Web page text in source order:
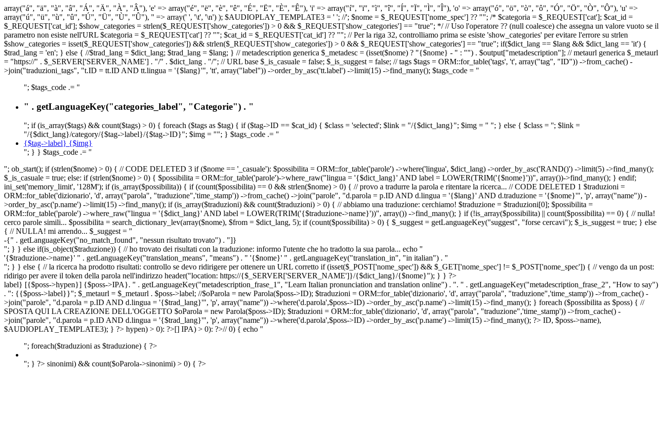
array("á", "ä", "à", "â", "Á", "Ä", "À", "Â"), 'e' => array("é", "ë", "è", "ê", "É", "Ë", "È", "Ê"), 'i' => array("í", "ï", "ì", "î", "Í", "Ï", "Ì", "Î"), 'o' => array("ó", "ö", "ò", "ô", "Ó", "Ö", "Ò", "Ô"), 'u' =>
array("ú", "ü", "ù", "û", "Ú", "Ü", "Ù", "Û"), '' => array(' ', '\t', '\n') ); $AUDIOPLAY_TEMPLATE3 = ' '; //'; $nome = $_REQUEST['nome_spec'] ?? ""; /* $categoria = $_REQUEST['cat']; $cat_id =
$_REQUEST['cat_id']; $show_categories = strlen($_REQUEST['show_categories']) > 0 && $_REQUEST['show_categories'] == "true"; */ // Uso l'operatore ?? (null coalesce) che assegna un valore vuoto se il
parametro non esiste nell'URL $categoria = $_REQUEST['cat'] ?? ""; $cat_id = $_REQUEST['cat_id'] ?? ""; // Per la riga 32, controlliamo prima se esiste 'show_categories' per evitare l'errore su strlen
$show_categories = isset($_REQUEST['show_categories']) && strlen($_REQUEST['show_categories']) > 0 && $_REQUEST['show_categories'] == "true"; if($dict_lang == $lang && $dict_lang == 'it') {
$trad_lang = 'en'; } else { //$trad_lang = $dict_lang; $trad_lang = $lang; } // metadescription generica $_metadesc = (isset($nome) ? "{$nome} - " : "") . $output["metadescription"]; // metaurl generica $_metaurl
= "https://" . $_SERVER['SERVER_NAME'] . "/" . $dict_lang . "/"; // URL base $_is_casuale = false; $_is_suggest = false; // tags $tags = ORM::for_table('tags', 't', array("tag", "ID")) ->from_cache() -
>join("traduzioni_tags", "t.ID = tt.ID AND tt.lingua = '{$lang}'", 'tt', array("label")) ->order_by_asc('tt.label') ->limit(15) ->find_many(); $tags_code = "
"; $tags_code .= "
" . getLanguageKey("categories_label", "Categorie") . "
"; if (is_array($tags) && count($tags) > 0) { foreach ($tags as $tag) { if ($tag->ID == $cat_id) { $class = 'selected'; $link = "/{$dict_lang}"; $img = " "; } else { $class = ''; $link =
"/{$dict_lang}/category/{$tag->label}/{$tag->ID}"; $img = ""; } $tags_code .= "
{$tag->label} {$img}
"; } } $tags_code .= "
"; ob_start(); if (strlen($nome) > 0) { // CODE DELETED 3 if ($nome == '_casuale'): $possibilita = ORM::for_table('parole') ->where('lingua', $dict_lang) ->order_by_asc('RAND()') ->limit(5) ->find_many();
$_is_casuale = true; else: if (strlen($nome) > 0) { $possibilita = ORM::for_table('parole')->where_raw("lingua = '{$dict_lang}' AND label = LOWER(TRIM('{$nome}'))", array())->find_many(); } endif;
ini_set('memory_limit', '128M'); if (is_array($possibilita)) { if (count($possibilita) == 0 && strlen($nome) > 0) { // provo a tradurre la parola e ritentare la ricerca... // CODE DELETED 1 $traduzioni =
ORM::for_table('dizionario', 'd', array("parola", "traduzione",'time_stamp')) ->from_cache() ->join("parole", "d.parola = p.ID AND d.lingua = '{$lang}' AND d.traduzione = '{$nome}'", 'p', array("name")) -
>order_by_asc('p.name') ->limit(15) ->find_many(); if (is_array($traduzioni) && count($traduzioni) > 0) { // abbiamo una traduzione: cerchiamo! $traduzione = $traduzioni[0]; $possibilita =
ORM::for_table('parole') ->where_raw("lingua = '{$dict_lang}' AND label = LOWER(TRIM('{$traduzione->name}'))", array()) ->find_many(); } if (!is_array($possibilita) || count($possibilita) == 0) { // nulla!
cerco parole simili... $possibilita = search_dictionary_lev(array($nome), $from = $dict_lang, 5); if (count($possibilita) > 0) { $_suggest = getLanguageKey("suggest", "forse cercavi"); $_is_suggest = true; } else
{ // NULLA! mi arrendo... $_suggest = "
-{" . getLanguageKey("no_match_found", "nessun risultato trovato") . "]}
"; } } else if(is_object($traduzione)) { // ho trovato dei risultati con la traduzione: informo l'utente che ho tradotto la sua parola... echo "
'{$traduzione->name}' " . getLanguageKey("translation_means", "means") . " '{$nome}' " . getLanguageKey("translation_in", "in italian") . "
"; } } else { // la ricerca ha prodotto risultati: controllo se devo ridirigere per ottenere un URL corretto if (isset($_POST['nome_spec']) && $_GET['nome_spec'] != $_POST['nome_spec']) { // vengo da un post:
ridirigo per avere il token della parola nell'indirizzo header("location: https://{$_SERVER['SERVER_NAME']}/{$dict_lang}/{$nome}"); } } ?>
label} [{$poss->hypen}] {$poss->IPA}. " . getLanguageKey("metadescription_frase_1", "Learn Italian pronunciation and translation online") . ". " . getLanguageKey("metadescription_frase_2", "How to say")
. ": {{$poss->label}}"; $_metaurl = $_metaurl . $poss->label; //$oParola = new Parola($poss->ID); $traduzioni = ORM::for_table('dizionario', 'd', array("parola", "traduzione",'time_stamp')) ->from_cache() -
>join("parole", "d.parola = p.ID AND d.lingua = '{$trad_lang}'", 'p', array("name")) ->where('d.parola',$poss->ID) ->order_by_asc('p.name') ->limit(15) ->find_many(); } foreach ($possibilita as $poss) { //
SPOSTA QUI LA CREAZIONE DELL'OGGETTO $oParola = new Parola($poss->ID); $traduzioni = ORM::for_table('dizionario', 'd', array("parola", "traduzione",'time_stamp')) ->from_cache() -
>join("parole", "d.parola = p.ID AND d.lingua = '{$trad_lang}'", 'p', array("name")) ->where('d.parola',$poss->ID) ->order_by_asc('p.name') ->limit(15) ->find_many(); ?> ID, $poss->name),
$AUDIOPLAY_TEMPLATE3); } ?> hypen) > 0): ?>[] IPA) > 0): ?>// 0) { echo "
"; foreach($traduzioni as $traduzione) { ?>
"; } ?> sinonimi) && count($oParola->sinonimi) > 0) { ?>